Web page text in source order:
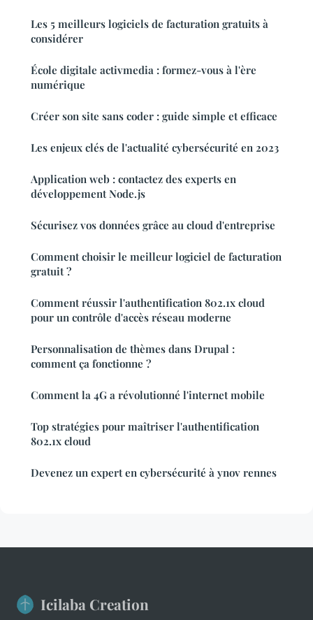
Les 5 meilleurs logiciels de facturation gratuits à
considérer
École digitale activmedia : formez-vous à l'ère
numérique
Créer son site sans coder : guide simple et efficace
Les enjeux clés de l'actualité cybersécurité en 2023
Application web : contactez des experts en
développement Node.js
Sécurisez vos données grâce au cloud d'entreprise
Comment choisir le meilleur logiciel de facturation
gratuit ?
Comment réussir l'authentification 802.1x cloud
pour un contrôle d'accès réseau moderne
Personnalisation de thèmes dans Drupal :
comment ça fonctionne ?
Comment la 4G a révolutionné l'internet mobile
Top stratégies pour maîtriser l'authentification
802.1x cloud
Devenez un expert en cybersécurité à ynov rennes
Icilaba Creation